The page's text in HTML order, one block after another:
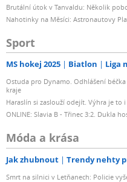
Brutální útok v Tanvaldu: Několik
Nahotinky na Měsíci: Astronautovy
Sport
MS hokej 2025 Biatlon Liga
Ostuda pro Dynamo. Odhlášení
kraje
Haraslín si zaslouží odejít. Výhra je to
ONLINE: Slavia B - Třinec 3:2. Dukla
Móda a krása
Jak zhubnout Trendy nehty
Smrt na silnici v Letňanech: Policie